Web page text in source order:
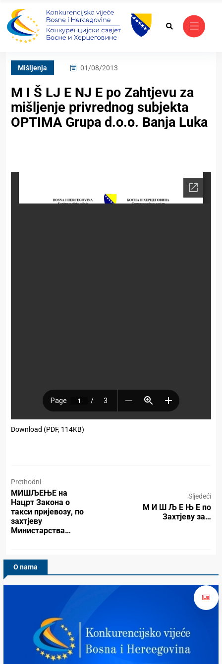
Mišljenja 01/08/2013
M I Š LJ E NJ E po Zahtjevu za
mišljenje privrednog subjekta
OPTIMA Grupa d.o.o. Banja Luka
Download (PDF, 114KB)
Prethodni
МИШЉЕЊЕ на
Нацрт Закона о
такси пријевозу, по
захтјеву
Министарства…
Sljedeći
М И Ш Љ Е Њ Е по
Захтјеву за…
O nama